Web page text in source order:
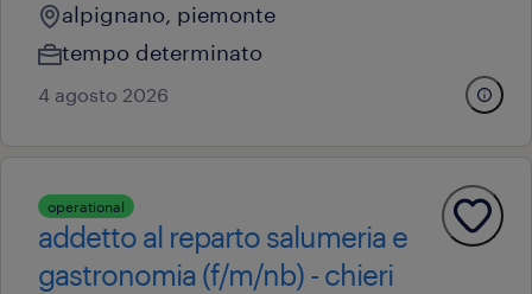
alpignano, piemonte
tempo determinato
4 agosto 2026
operational
addetto al reparto salumeria e
gastronomia (f/m/nb) - chieri